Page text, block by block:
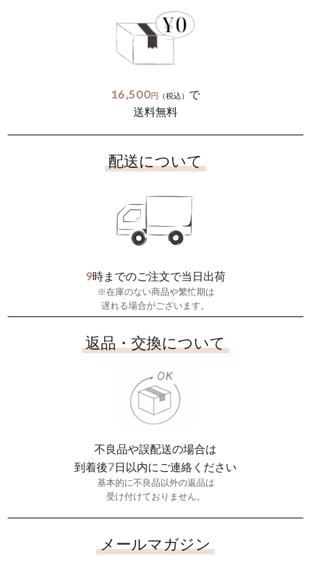
16,500円 （税込） で
送料無料
配送について
9時までのご注文で当日出荷
※在庫のない商品や繁忙期は
遅れる場合がございます。
返品・交換について
不良品や誤配送の場合は
到着後7日以内にご連絡ください
基本的に不良品以外の返品は
受け付けておりません。
メールマガジン